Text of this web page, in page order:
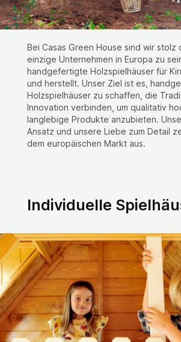
Bei Casas Green House sind wir stolz
einzige Unternehmen in Europa zu
handgefertigte Holzspielhäuser für
und herstellt. Unser Ziel ist es,
Holzspielhäuser zu schaffen, die
Innovation verbinden, um qualitativ
langlebige Produkte anzubieten.
Ansatz und unsere Liebe zum Detail
dem europäischen Markt aus.
Individuelle